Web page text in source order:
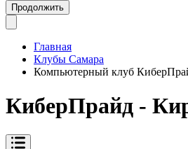
Продолжить
Главная
Клубы Самара
Компьютерный клуб
КиберПрайд -